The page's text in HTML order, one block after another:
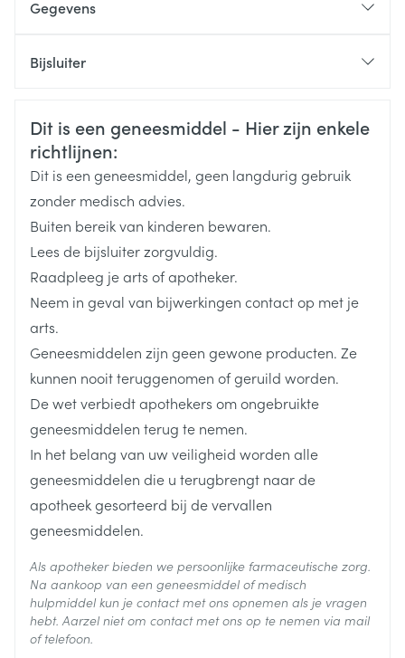
volwassenen
Neurogene detrusoroveractiviteit bij
pediatrische patiënten
Patiënten met aangeboren of verworven QT-
intervalverlenging
Patiënten met
blaasuitgangobstructie en patiënten die worden
behandeld met antimuscarinica voor OAB
vloeistof
Gegevens
Merken
Breedte 65 mm
Lengte
Diepte 30 mm
Verpakking
30
Actieve
Ingrediënten
mirabegron
Behoud Kamertemperatuur (15°C - 25°C)
Bijsluiter
Duits
Frans Frans
Veiligheidsinformatie
Dit is een geneesmiddel - Hier zijn enkele
richtlijnen:
Dit is een geneesmiddel, geen langdurig gebruik
zonder medisch advies.
Buiten bereik van kinderen bewaren.
Lees de bijsluiter zorgvuldig.
Raadpleeg je arts of apotheker.
Neem in geval van bijwerkingen contact op met je
arts.
Geneesmiddelen zijn geen gewone producten. Ze
kunnen nooit teruggenomen of geruild worden.
De wet verbiedt apothekers om ongebruikte
geneesmiddelen terug te nemen.
In het belang van uw veiligheid worden alle
geneesmiddelen die u terugbrengt naar de
apotheek gesorteerd bij de vervallen
geneesmiddelen.
Als apotheker bieden we persoonlijke farmaceutische zorg.
Na aankoop van een geneesmiddel of medisch
hulpmiddel kun je contact met ons opnemen als je vragen
hebt. Aarzel niet om contact met ons op te nemen via mail
of telefoon.